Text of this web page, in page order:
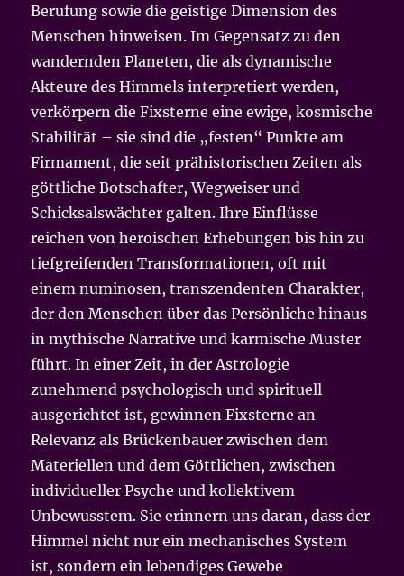
Berufung sowie die geistige Dimension des
Menschen hinweisen. Im Gegensatz zu den
wandernden Planeten, die als dynamische
Akteure des Himmels interpretiert werden,
verkörpern die Fixsterne eine ewige, kosmische
Stabilität – sie sind die „festen“ Punkte am
Firmament, die seit prähistorischen Zeiten als
göttliche Botschafter, Wegweiser und
Schicksalswächter galten. Ihre Einflüsse
reichen von heroischen Erhebungen bis hin zu
tiefgreifenden Transformationen, oft mit
einem numinosen, transzendenten Charakter,
der den Menschen über das Persönliche hinaus
in mythische Narrative und karmische Muster
führt. In einer Zeit, in der Astrologie
zunehmend psychologisch und spirituell
ausgerichtet ist, gewinnen Fixsterne an
Relevanz als Brückenbauer zwischen dem
Materiellen und dem Göttlichen, zwischen
individueller Psyche und kollektivem
Unbewusstem. Sie erinnern uns daran, dass der
Himmel nicht nur ein mechanisches System
ist, sondern ein lebendiges Gewebe